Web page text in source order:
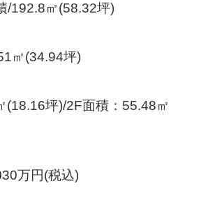
/192.8㎡(58.32坪)
㎡(34.94坪)
(18.16坪)/2F面積：55.48㎡
万円(税込)